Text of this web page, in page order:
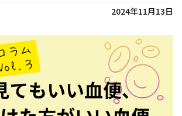
2024年11月13日